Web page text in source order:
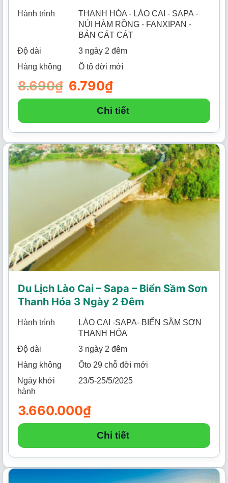
Hành trình
THANH HÓA - LÀO CAI - SAPA -
NÚI HÀM RỒNG - FANXIPAN -
BẢN CÁT CÁT
Độ dài
3 ngày 2 đêm
Hàng không
Ô tô đời mới
8.690₫ Giá
gốc
là:
8.690₫.
6.790₫Giá
tại
là:
Chi tiết
Du Lịch Lào Cai – Sapa – Biển Sầm Sơn
Thanh Hóa 3 Ngày 2 Đêm
Hành trình
LÀO CAI -SAPA- BIỂN SẦM SƠN
THANH HÓA
Độ dài
3 ngày 2 đêm
Hàng không
Ôto 29 chỗ đời mới
Ngày khởi
hành
23/5-25/5/2025
3.660.000₫
Chi tiết